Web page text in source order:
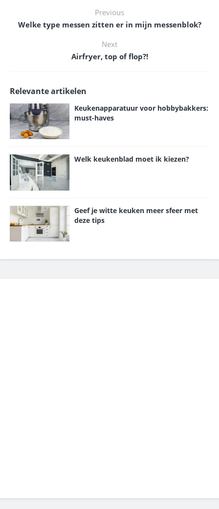
Previous
Welke type messen zitten er in mijn messenblok?
Next
Airfryer, top of flop?!
Relevante artikelen
Keukenapparatuur voor hobbybakkers:
must-haves
Welk keukenblad moet ik kiezen?
Geef je witte keuken meer sfeer met
deze tips